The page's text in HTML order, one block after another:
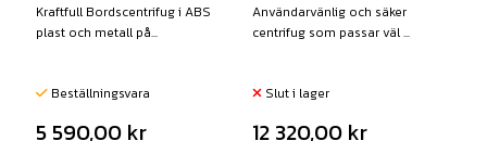
Kraftfull Bordscentrifug i ABS
plast och metall på...
Beställningsvara
5 590,00 kr
Användarvänlig och säker
centrifug som passar väl ...
Slut i lager
12 320,00 kr